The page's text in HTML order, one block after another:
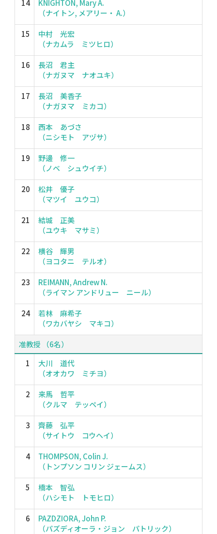
14
KNIGHTON, Mary A.
（ナイトン, メアリー・ A.）
15
中村 光宏
（ナカムラ ミツヒロ）
16
長沼 君主
（ナガヌマ ナオユキ）
17
長沼 美香子
（ナガヌマ ミカコ）
18
西本 あづさ
（ニシモト アヅサ）
19
野邊 修一
（ノベ シュウイチ）
20
松井 優子
（マツイ ユウコ）
21
結城 正美
（ユウキ マサミ）
22
横谷 輝男
（ヨコタニ テルオ）
23
REIMANN, Andrew N.
（ライマン アンドリュー ニール）
24
若林 麻希子
（ワカバヤシ マキコ）
准教授 （6名）
1
大川 道代
（オオカワ ミチヨ）
2
来馬 哲平
（クルマ テッペイ）
3
齊藤 弘平
（サイトウ コウヘイ）
4
THOMPSON, Colin J.
（トンプソン コリン ジェームス）
5
橋本 智弘
（ハシモト トモヒロ）
6
PAZDZIORA, John P.
（パズディオーラ・ジョン パトリック）